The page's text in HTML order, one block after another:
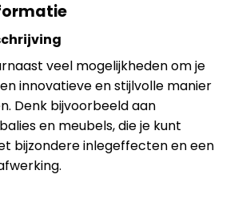
veel mogelijkheden om je
innovatieve en stijlvolle manier
Denk bijvoorbeeld aan
en meubels, die je kunt
bijzondere inlegeffecten en een